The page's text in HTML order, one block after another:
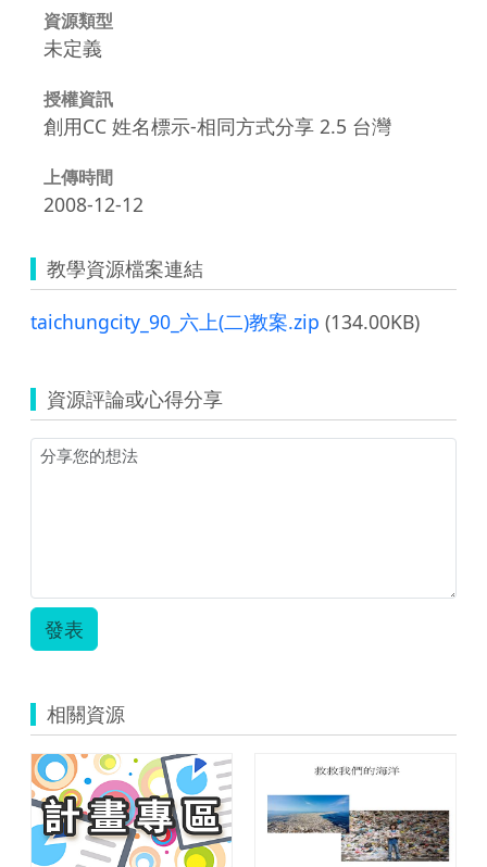
資源類型
未定義
授權資訊
創用CC 姓名標示-相同方式分享 2.5 台灣
上傳時間
2008-12-12
教學資源檔案連結
taichungcity_90_六上(二)教案.zip (134.00KB)
資源評論或心得分享
發表
相關資源